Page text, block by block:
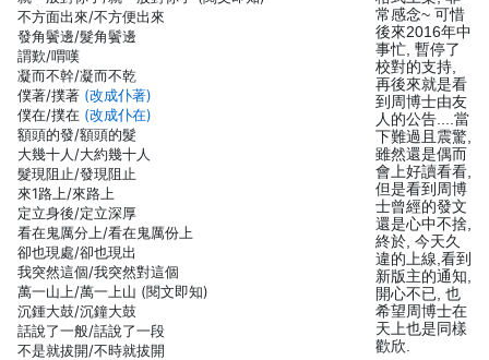
不方面出來/不方便出來
發角鬢邊/髮角鬢邊
謂歎/喟嘆
凝而不幹/凝而不乾
僕著/撲著 (改成仆著)
僕在/撲在 (改成仆在)
額頭的發/額頭的髮
大幾十人/大約幾十人
髮現阻止/發現阻止
來1路上/來路上
定立身後/定立深厚
看在鬼厲分上/看在鬼厲份上
卻也現處/卻也現出
我突然這個/我突然對這個
萬一山上/萬一上山 (閱文即知)
沉鍾大鼓/沉鐘大鼓
話說了一般/話說了一段
不是就拔開/不時就拔開
常感念~ 可惜
後來2016年中
事忙, 暫停了
校對的支持,
再後來就是看
到周博士由友
人的公告....當
下難過且震驚,
雖然還是偶而
會上好讀看看,
但是看到周博
士曾經的發文
還是心中不捨,
終於, 今天久
違的上線,看到
新版主的通知,
開心不已, 也
希望周博士在
天上也是同樣
歡欣.